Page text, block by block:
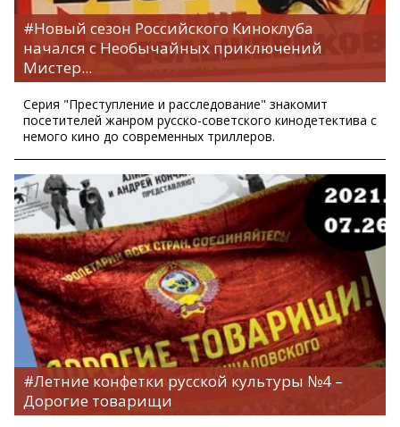
#Новый сезон Российского Киноклуба
начался с Необычайных приключений
Мистер...
Серия "Преступление и расследование" знакомит
посетителей жанром русско-советского кинодетектива с
немого кино до современных триллеров.
#Летние конфетки русской культуры №4 –
Дорогие товарищи